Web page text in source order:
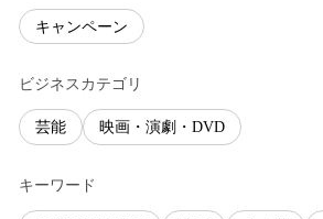
キャンペーン
ビジネスカテゴリ
芸能 映画・演劇・DVD
キーワード